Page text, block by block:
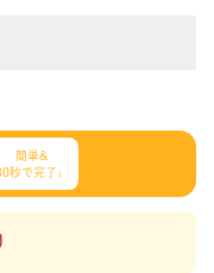
簡単&
秒で完了♩